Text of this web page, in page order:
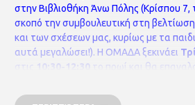
στην Βιβλιοθήκη Άνω Πόλης (Κρίσπου 7,
σκοπό την συμβουλευτική στη
και των σχέσεων μας, κυρίως με τα
αυτά μεγαλώσει!). Η ΟΜΑΔΑ ξεκινάει
10:30-12:30
το πρωί και θα
Εκπαιδευτικός-Σύμβουλος σε θέματα